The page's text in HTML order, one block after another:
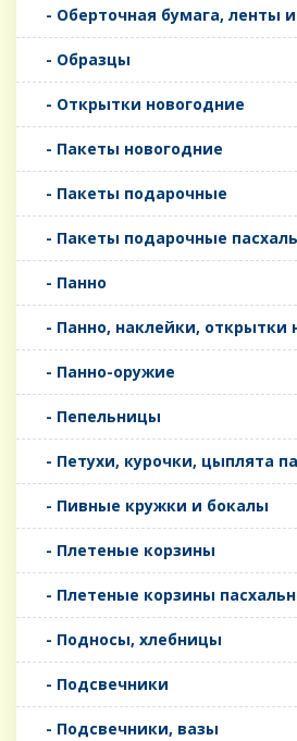
- Оберточная бумага, ленты
- Образцы
- Открытки новогодние
- Пакеты новогодние
- Пакеты подарочные
- Пакеты подарочные
- Панно
- Панно, наклейки, открытки
- Панно-оружие
- Пепельницы
- Петухи, курочки, цыплята
- Пивные кружки и бокалы
- Плетеные корзины
- Плетеные корзины
- Подносы, хлебницы
- Подсвечники
- Подсвечники, вазы